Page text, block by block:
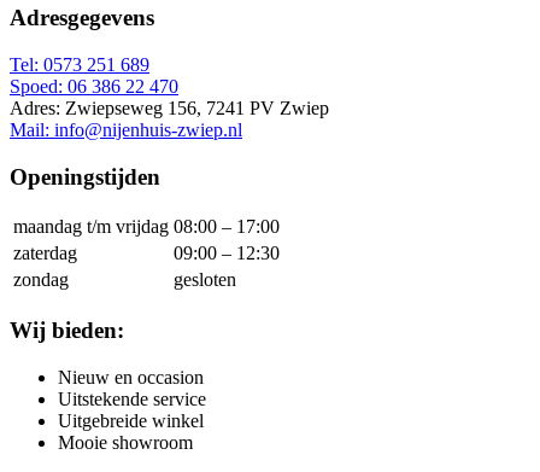
Adresgegevens
Tel: 0573 251 689
Spoed: 06 386 22 470
Adres: Zwiepseweg 156, 7241 PV Zwiep
Mail: info@nijenhuis-zwiep.nl
Openingstijden
maandag t/m vrijdag 08:00 – 17:00
zaterdag
09:00 – 12:30
zondag
gesloten
Wij bieden:
Nieuw en occasion
Uitstekende service
Uitgebreide winkel
Mooie showroom